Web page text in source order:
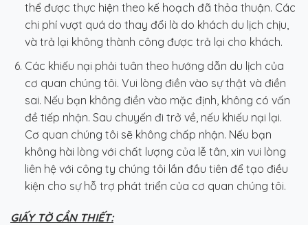
thể được thực hiện theo kế hoạch đã thỏa thuận. Các
chi phí vượt quá do thay đổi là do khách du lịch chịu,
và trả lại không thành công được trả lại cho khách.
Các khiếu nại phải tuân theo hướng dẫn du lịch của
cơ quan chúng tôi. Vui lòng điền vào sự thật và điền
sai. Nếu bạn không điền vào mặc định, không có vấn
đề tiếp nhận. Sau chuyến đi trở về, nếu khiếu nại lại.
Cơ quan chúng tôi sẽ không chấp nhận. Nếu bạn
không hài lòng với chất lượng của lễ tân, xin vui lòng
liên hệ với công ty chúng tôi lần đầu tiên để tạo điều
kiện cho sự hỗ trợ phát triển của cơ quan chúng tôi.
GIẤY TỜ CẦN THIẾT: